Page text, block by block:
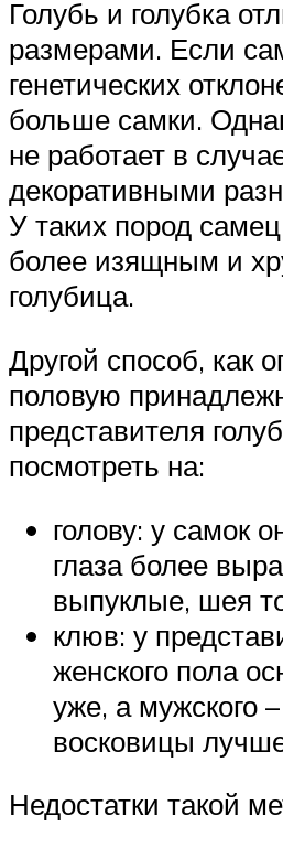
Голубь и голубка
размерами. Если
генетических
больше самки.
не работает в
декоративными
У таких пород
более изящным и
голубица.
Другой способ, как
половую
представителя
посмотреть на:
голову: у самок
глаза более
выпуклые, шея
клюв: у
женского пола
уже, а мужского
восковицы
Недостатки такой